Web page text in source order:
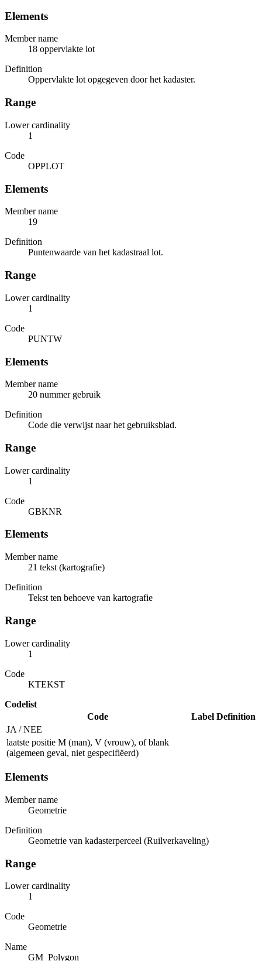
Elements
Member name
18 oppervlakte lot
Definition
Oppervlakte lot opgegeven door het kadaster.
Range
Lower cardinality
1
Code
OPPLOT
Elements
Member name
19
Definition
Puntenwaarde van het kadastraal lot.
Range
Lower cardinality
1
Code
PUNTW
Elements
Member name
20 nummer gebruik
Definition
Code die verwijst naar het gebruiksblad.
Range
Lower cardinality
1
Code
GBKNR
Elements
Member name
21 tekst (kartografie)
Definition
Tekst ten behoeve van kartografie
Range
Lower cardinality
1
Code
KTEKST
Codelist
Code
Label Definition
JA / NEE
laatste positie M (man), V (vrouw), of blank
(algemeen geval, niet gespecifiëerd)
Elements
Member name
Geometrie
Definition
Geometrie van kadasterperceel (Ruilverkaveling)
Range
Lower cardinality
1
Code
Geometrie
Name
GM_Polygon